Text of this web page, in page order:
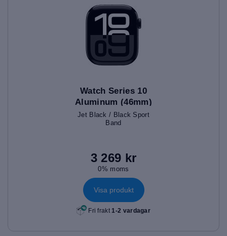
Watch Series 10
Aluminum (46mm)
Jet Black / Black Sport
Band
3 269 kr
0% moms
Visa produkt
Fri frakt1-2 vardagar